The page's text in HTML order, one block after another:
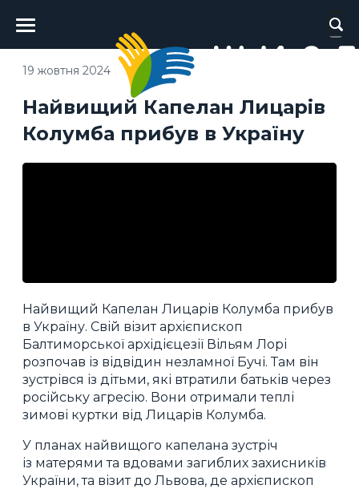
Головне
меню
Найвищий Капелан Лицарів
Колумба прибув в Україну
19 жовтня 2024
Найвищий Капелан Лицарів Колумба прибув
в Україну. Свій візит архієпископ
Балтиморської архідієцезії Вільям Лорі
розпочав із відвідин незламної Бучі. Там він
зустрівся із дітьми, які втратили батьків через
російську агресію. Вони отримали теплі
зимові куртки від Лицарів Колумба.
У планах найвищого капелана зустріч
із матерями та вдовами загиблих захисників
України, та візит до Львова, де архієпископ